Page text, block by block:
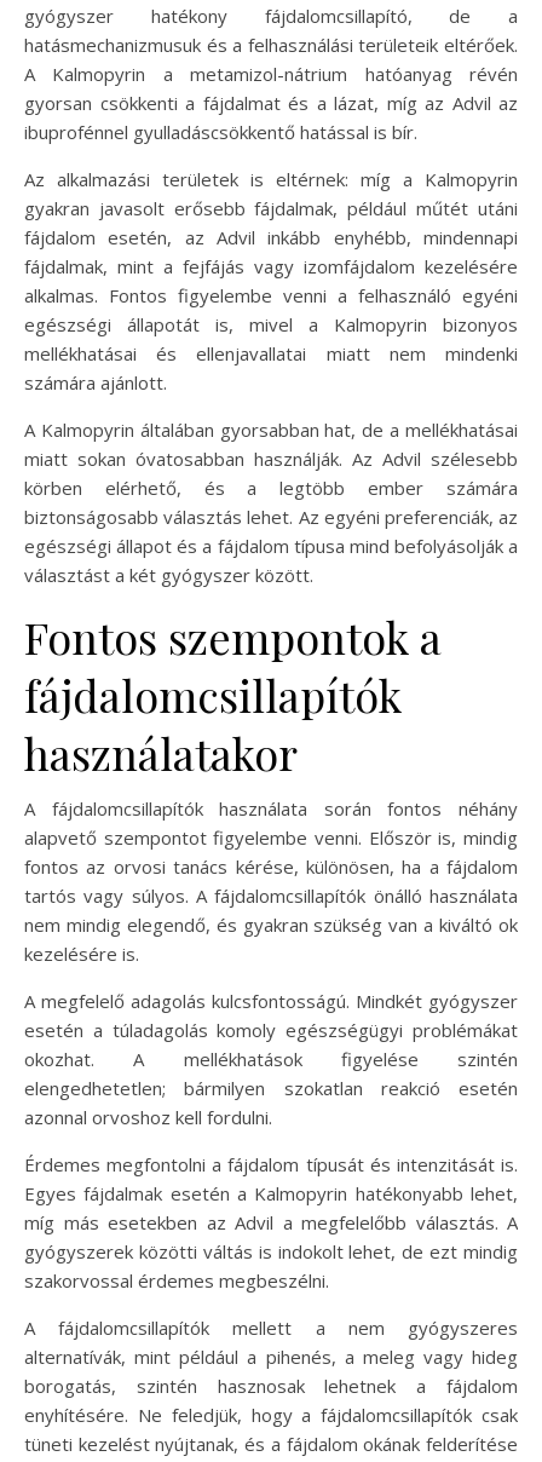
gyógyszer hatékony fájdalomcsillapító, de a
hatásmechanizmusuk és a felhasználási területeik eltérőek.
A Kalmopyrin a metamizol-nátrium hatóanyag révén
gyorsan csökkenti a fájdalmat és a lázat, míg az Advil az
ibuprofénnel gyulladáscsökkentő hatással is bír.
Az alkalmazási területek is eltérnek: míg a Kalmopyrin
gyakran javasolt erősebb fájdalmak, például műtét utáni
fájdalom esetén, az Advil inkább enyhébb, mindennapi
fájdalmak, mint a fejfájás vagy izomfájdalom kezelésére
alkalmas. Fontos figyelembe venni a felhasználó egyéni
egészségi állapotát is, mivel a Kalmopyrin bizonyos
mellékhatásai és ellenjavallatai miatt nem mindenki
számára ajánlott.
A Kalmopyrin általában gyorsabban hat, de a mellékhatásai
miatt sokan óvatosabban használják. Az Advil szélesebb
körben elérhető, és a legtöbb ember számára
biztonságosabb választás lehet. Az egyéni preferenciák, az
egészségi állapot és a fájdalom típusa mind befolyásolják a
választást a két gyógyszer között.
Fontos szempontok a
fájdalomcsillapítók
használatakor
A fájdalomcsillapítók használata során fontos néhány
alapvető szempontot figyelembe venni. Először is, mindig
fontos az orvosi tanács kérése, különösen, ha a fájdalom
tartós vagy súlyos. A fájdalomcsillapítók önálló használata
nem mindig elegendő, és gyakran szükség van a kiváltó ok
kezelésére is.
A megfelelő adagolás kulcsfontosságú. Mindkét gyógyszer
esetén a túladagolás komoly egészségügyi problémákat
okozhat. A mellékhatások figyelése szintén
elengedhetetlen; bármilyen szokatlan reakció esetén
azonnal orvoshoz kell fordulni.
Érdemes megfontolni a fájdalom típusát és intenzitását is.
Egyes fájdalmak esetén a Kalmopyrin hatékonyabb lehet,
míg más esetekben az Advil a megfelelőbb választás. A
gyógyszerek közötti váltás is indokolt lehet, de ezt mindig
szakorvossal érdemes megbeszélni.
A fájdalomcsillapítók mellett a nem gyógyszeres
alternatívák, mint például a pihenés, a meleg vagy hideg
borogatás, szintén hasznosak lehetnek a fájdalom
enyhítésére. Ne feledjük, hogy a fájdalomcsillapítók csak
tüneti kezelést nyújtanak, és a fájdalom okának felderítése